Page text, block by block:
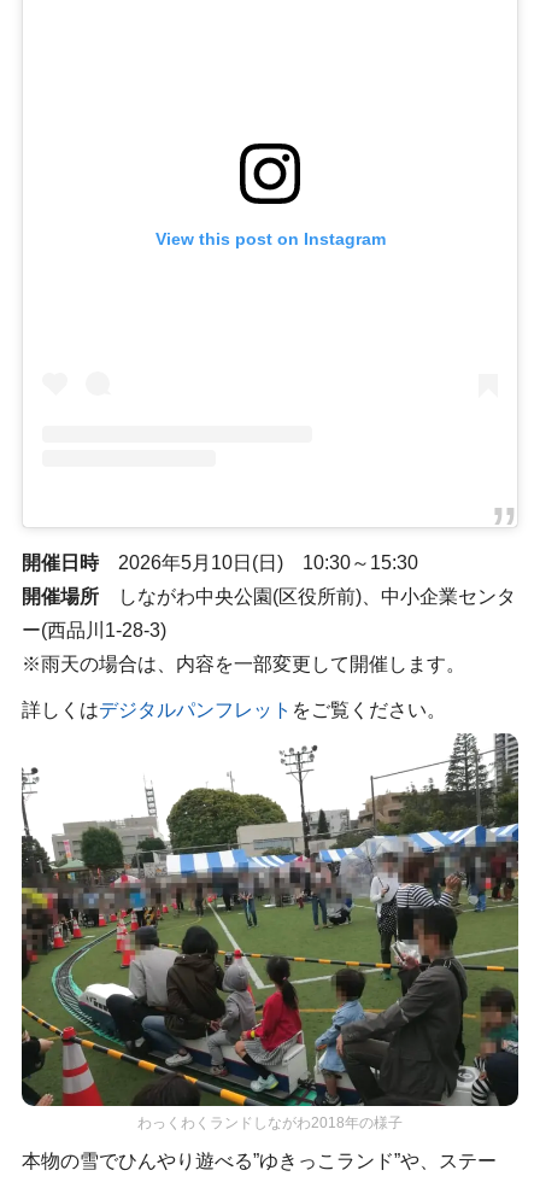
View this post on Instagram
開催日時2026年5月10日(日) 10:30～15:30
開催場所しながわ中央公園(区役所前)、中小企業センタ
ー(西品川1-28-3)
※雨天の場合は、内容を一部変更して開催します。
詳しくはデジタルパンフレット をご覧ください。
わっくわくランドしながわ2018年の様子
本物の雪でひんやり遊べる”ゆきっこランド”や、ステー